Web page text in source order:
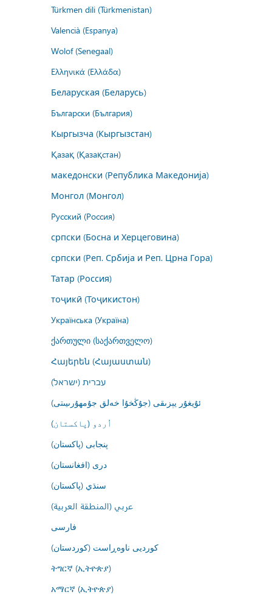
Türkmen dili (Türkmenistan)
Valencià (Espanya)
Wolof (Senegaal)
Ελληνικά (Ελλάδα)
Беларуская (Беларусь)
Български (България)
Кыргызча (Кыргызстан)
Қазақ (Қазақстан)
македонски (Република Македонија)
Монгол (Монгол)
Русский (Россия)
српски (Босна и Херцеговина)
српски (Реп. Србија и Реп. Црна Гора)
Татар (Россия)
тоҷикӣ (Тоҷикистон)
Українська (Україна)
ქართული (საქართველო)
Հայերեն (Հայաստան)
עברית (ישראל)
ئۇيغۇر يېزىقى (جۇڭخۇا خەلق جۇمھۇرىيىتى)
اُردو (پاکستان)
پنجابی (پاکستان)
درى (افغانستان)
سنڌي (پاکستان)
عربي (المنطقة العربية)
فارسى
کوردیی ناوەڕاست (کوردستان)
ትግርኛ (ኢትዮጵያ)
አማርኛ (ኢትዮጵያ)